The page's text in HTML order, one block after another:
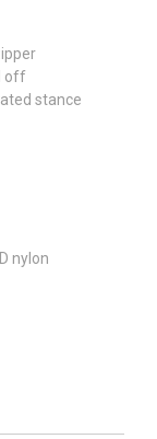
off
stance
nylon